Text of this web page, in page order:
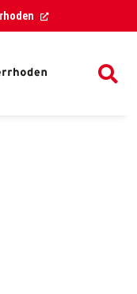
(External Link)